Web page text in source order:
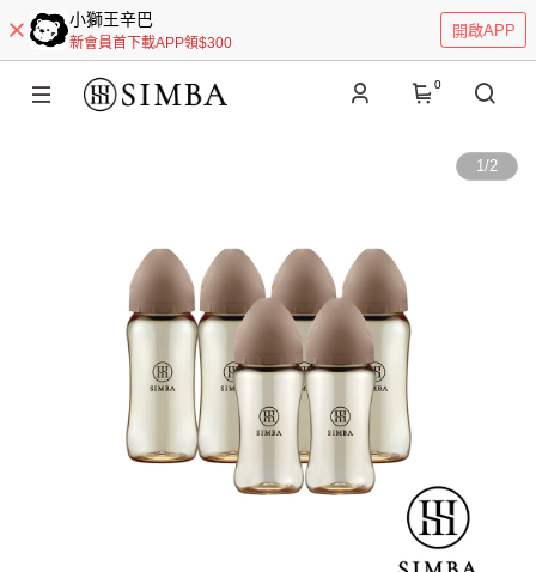
小獅王辛巴
新會員首下載APP領$300
開啟APP
0
1/2